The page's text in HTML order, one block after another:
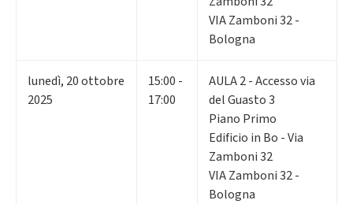
VIA Zamboni 32 -
Bologna
lunedì, 20ottobre
2025
15:00 -
17:00
AULA 2 - Accesso via
del Guasto 3
Piano Primo
Edificio in Bo - Via
Zamboni 32
VIA Zamboni 32 -
Bologna